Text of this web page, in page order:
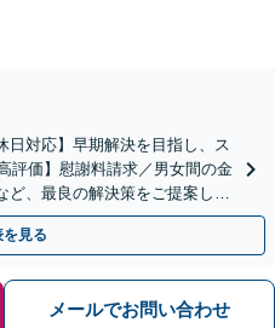
日対応】早期解決を目指し、ス
評価】慰謝料請求／男女間の金
ど、最良の解決策をご提案しま
歩3分】
見る
メールでお問い合わせ